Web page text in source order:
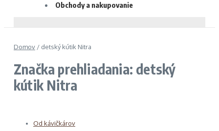
Obchody a nakupovanie
Domov / detský kútik Nitra
Značka prehliadania: detský
kútik Nitra
Od kávičkárov